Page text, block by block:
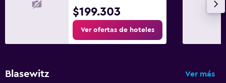
Botiquín de primeros auxilios
Piscina y spa
Vapor
$199.303
Ver ofertas de hoteles
Blasewitz Ver más